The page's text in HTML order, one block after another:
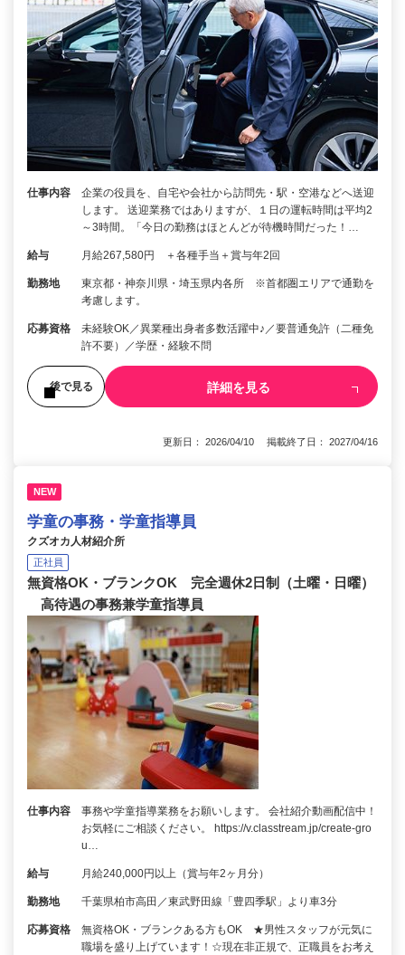
仕事内容
企業の役員を、自宅や会社から訪問先・駅・空港などへ送迎
します。 送迎業務ではありますが、１日の運転時間は平均2
～3時間。「今日の勤務はほとんどが待機時間だった！…
給与 月給267,580円 ＋各種手当＋賞与年2回
勤務地
東京都・神奈川県・埼玉県内各所 ※首都圏エリアで通勤を
考慮します。
応募資格
未経験OK／異業種出身者多数活躍中♪／要普通免許（二種免
許不要）／学歴・経験不問
後で見る 詳細を見る
更新日： 2026/04/10 掲載終了日： 2027/04/16
NEW
学童の事務・学童指導員
クズオカ人材紹介所
正社員
無資格OK・ブランクOK 完全週休2日制（土曜・日曜）
高待遇の事務兼学童指導員
仕事内容
事務や学童指導業務をお願いします。 会社紹介動画配信中！
お気軽にご相談ください。 https://v.classtream.jp/create-gro
u…
給与 月給240,000円以上（賞与年2ヶ月分）
勤務地 千葉県柏市高田／東武野田線「豊四季駅」より車3分
応募資格
無資格OK・ブランクある方もOK ★男性スタッフが元気に
職場を盛り上げています！☆現在非正規で、正職員をお考え